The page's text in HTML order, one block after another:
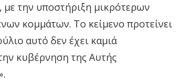
με την υποστήριξη μικρότερων
κομμάτων. Το κείμενο προτείνει
αυτό δεν έχει καμιά
κυβέρνηση της Αυτής